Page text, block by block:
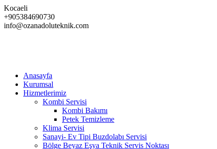
Skip
to
content
Kocaeli
+905384690730
info@ozanadoluteknik.com
Anasayfa
Kurumsal
Hizmetlerimiz
Kombi Servisi
Kombi Bakımı
Petek Temizleme
Klima Servisi
Sanayi- Ev Tipi Buzdolabı Servisi
Bölge Beyaz Eşya Teknik Servis Noktası